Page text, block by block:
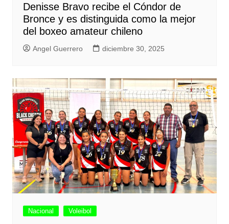
Denisse Bravo recibe el Cóndor de
Bronce y es distinguida como la mejor
del boxeo amateur chileno
Angel Guerrero diciembre 30, 2025
Nacional Voleibol